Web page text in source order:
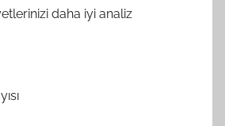
daha iyi analiz